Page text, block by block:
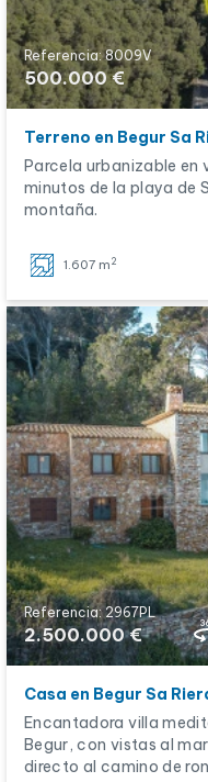
Referencia: 8009V
500.000 €
Terreno en Begur Sa
Parcela urbanizable en
minutos de la playa de
montaña.
1.607 m 2
Referencia: 2967PL
2.500.000 €
Casa en Begur Sa
Encantadora villa
Begur, con vistas al
directo al camino de